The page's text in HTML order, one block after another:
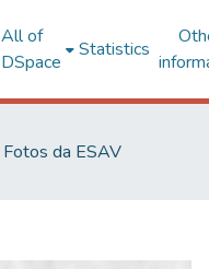
All of
DSpace
Statistics
Fotos da ESAV